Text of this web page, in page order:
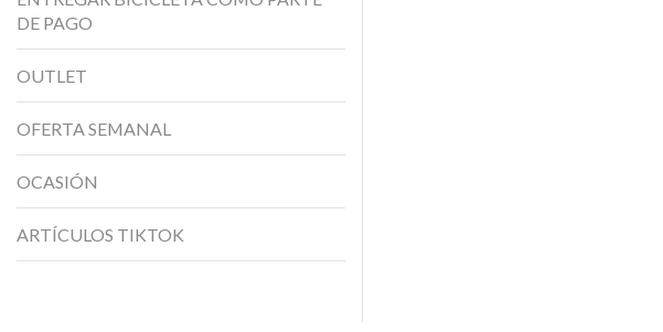
DE PAGO
OUTLET
OFERTA SEMANAL
OCASIÓN
ARTÍCULOS TIKTOK